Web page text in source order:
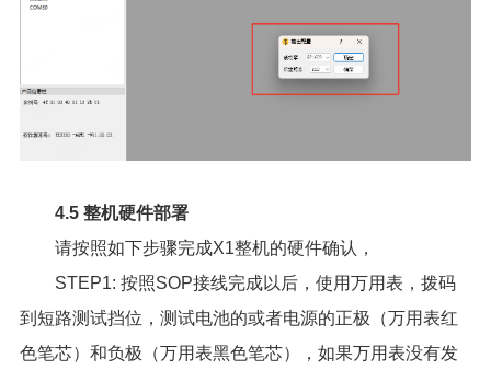
4.5 整机硬件部署
请按照如下步骤完成X1整机的硬件确认，
STEP1: 按照SOP接线完成以后，使用万用表，拨码
到短路测试挡位，测试电池的或者电源的正极（万用表红
色笔芯）和负极（万用表黑色笔芯），如果万用表没有发